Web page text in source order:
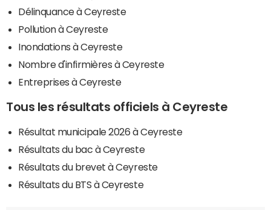
Délinquance à Ceyreste
Pollution à Ceyreste
Inondations à Ceyreste
Nombre d'infirmières à Ceyreste
Entreprises à Ceyreste
Tous les résultats officiels à Ceyreste
Résultat municipale 2026 à Ceyreste
Résultats du bac à Ceyreste
Résultats du brevet à Ceyreste
Résultats du BTS à Ceyreste